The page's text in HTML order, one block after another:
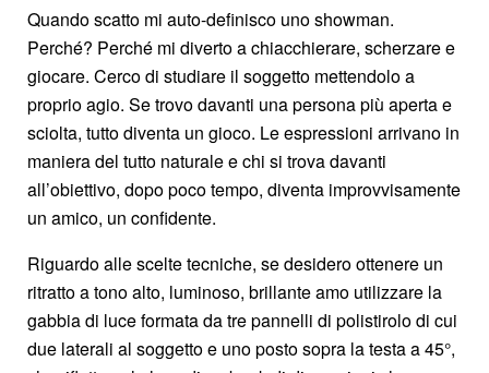
Quando scatto mi auto-definisco uno showman.
Perché? Perché mi diverto a chiacchierare, scherzare e
giocare. Cerco di studiare il soggetto mettendolo a
proprio agio. Se trovo davanti una persona più aperta e
sciolta, tutto diventa un gioco. Le espressioni arrivano in
maniera del tutto naturale e chi si trova davanti
all’obiettivo, dopo poco tempo, diventa improvvisamente
un amico, un confidente.
Riguardo alle scelte tecniche, se desidero ottenere un
ritratto a tono alto, luminoso, brillante amo utilizzare la
gabbia di luce formata da tre pannelli di polistirolo di cui
due laterali al soggetto e uno posto sopra la testa a 45°,